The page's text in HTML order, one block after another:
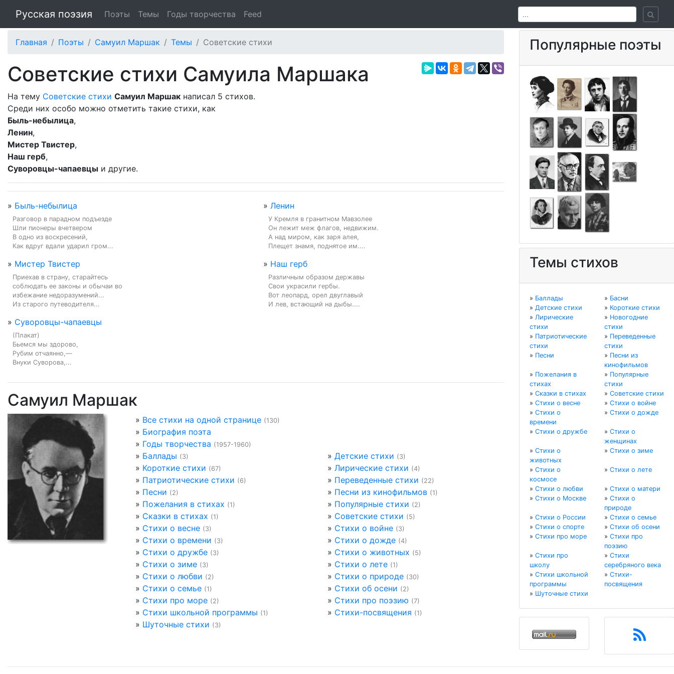
Русская поэзия Поэты Темы Годы творчества Feed
Главная Поэты Самуил Маршак Темы Советские стихи
Советские стихи Самуила Маршака
На тему Советские стихи Самуил Маршак написал 5 стихов.
Среди них особо можно отметить такие стихи, как
Быль-небылица,
Ленин,
Мистер Твистер,
Наш герб,
Суворовцы-чапаевцы и другие.
» Быль-небылица
Разговор в парадном подъезде
Шли пионеры вчетвером
В одно из воскресений,
Как вдруг вдали ударил гром...
» Ленин
У Кремля в гранитном Мавзолее
Он лежит меж флагов, недвижим.
А над миром, как заря алея,
Плещет знамя, поднятое им....
» Мистер Твистер
Приехав в страну, старайтесь
соблюдать ее законы и обычаи во
избежание недоразумений...
Из старого путеводителя...
» Наш герб
Различным образом державы
Свои украсили гербы.
Вот леопард, орел двуглавый
И лев, встающий на дыбы....
» Суворовцы-чапаевцы
(Плакат)
Бьемся мы здорово,
Рубим отчаянно,—
Внуки Суворова,...
Самуил Маршак
» Все стихи на одной странице (130)
» Биография поэта
» Годы творчества (1957-1960)
» Баллады (3) » Детские стихи (3)
» Короткие стихи (67) » Лирические стихи (4)
» Патриотические стихи (6) » Переведенные стихи (22)
» Песни (2) » Песни из кинофильмов (1)
» Пожелания в стихах (1) » Популярные стихи (2)
» Сказки в стихах (1) » Советские стихи (5)
» Стихи о весне (3) » Стихи о войне (3)
» Стихи о времени (3) » Стихи о дожде (4)
» Стихи о дружбе (3) » Стихи о животных (5)
» Стихи о зиме (3) » Стихи о лете (1)
» Стихи о любви (2) » Стихи о природе (30)
» Стихи о семье (1) » Стихи об осени (2)
» Стихи про море (2) » Стихи про поэзию (7)
» Стихи школьной программы (1) » Стихи-посвящения (1)
» Шуточные стихи (3)
Популярные поэты
Темы стихов
» Баллады » Басни
» Детские стихи » Короткие стихи
» Лирические
стихи
» Новогодние
стихи
» Патриотические
стихи
» Переведенные
стихи
» Песни » Песни из
кинофильмов
» Пожелания в
стихах
» Популярные
стихи
» Сказки в стихах » Советские стихи
» Стихи о весне » Стихи о войне
» Стихи о
времени
» Стихи о дожде
» Стихи о дружбе » Стихи о
женщинах
» Стихи о
животных
» Стихи о зиме
» Стихи о
космосе
» Стихи о лете
» Стихи о любви » Стихи о матери
» Стихи о Москве » Стихи о
природе
» Стихи о России » Стихи о семье
» Стихи о спорте » Стихи об осени
» Стихи про море » Стихи про
поэзию
» Стихи про
школу
» Стихи
серебряного века
» Стихи школьной
программы
» Стихи-
посвящения
» Шуточные стихи